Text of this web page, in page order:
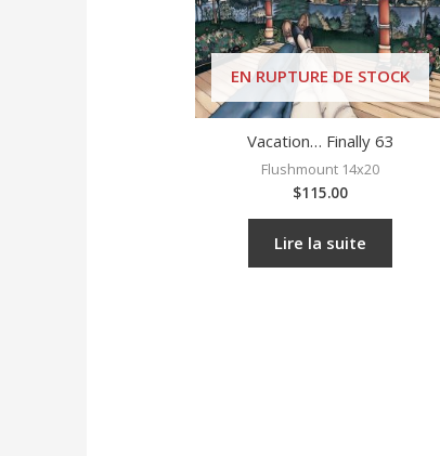
EN RUPTURE DE STOCK
Vacation… Finally 63
Flushmount 14x20
$115.00
Lire la suite